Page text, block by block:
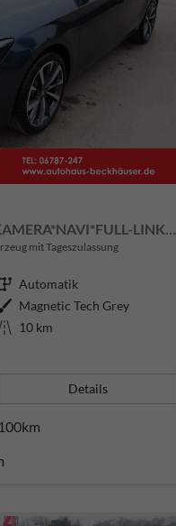
mit Tageszulassung
Getriebe Automatik
Außenfarbe Magnetic Tech Grey
Kilometerstand 10 km
Details